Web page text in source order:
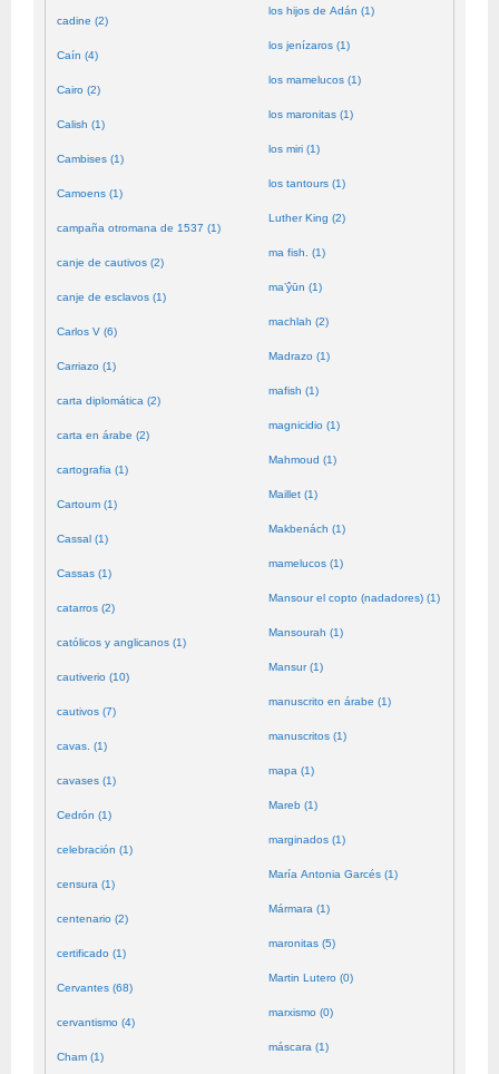
cadine (2)
Caín (4)
Cairo (2)
Calish (1)
Cambises (1)
Camoens (1)
campaña otromana de 1537 (1)
canje de cautivos (2)
canje de esclavos (1)
Carlos V (6)
Carriazo (1)
carta diplomática (2)
carta en árabe (2)
cartografia (1)
Cartoum (1)
Cassal (1)
Cassas (1)
catarros (2)
católicos y anglicanos (1)
cautiverio (10)
cautivos (7)
cavas. (1)
cavases (1)
Cedrón (1)
celebración (1)
censura (1)
centenario (2)
certificado (1)
Cervantes (68)
cervantismo (4)
Cham (1)
los hijos de Adán (1)
los jenízaros (1)
los mamelucos (1)
los maronitas (1)
los miri (1)
los tantours (1)
Luther King (2)
ma fish. (1)
ma’ŷūn (1)
machlah (2)
Madrazo (1)
mafish (1)
magnicidio (1)
Mahmoud (1)
Maillet (1)
Makbenách (1)
mamelucos (1)
Mansour el copto (nadadores) (1)
Mansourah (1)
Mansur (1)
manuscrito en árabe (1)
manuscritos (1)
mapa (1)
Mareb (1)
marginados (1)
María Antonia Garcés (1)
Mármara (1)
maronitas (5)
Martin Lutero (0)
marxismo (0)
máscara (1)